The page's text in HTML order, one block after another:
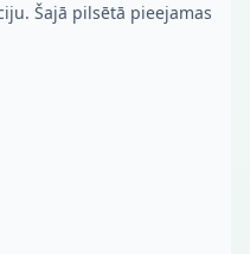
Šajā pilsētā pieejamas